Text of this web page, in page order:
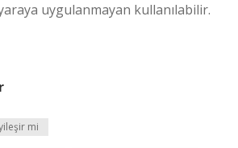
uygulanmayan kullanılabilir.
mi